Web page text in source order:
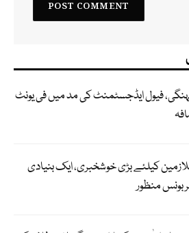
فیول ایڈجسٹمنٹ کی مد میں فی یونٹ
کیلئے بڑی خوشخبری، ایک بنیادی
بونس منظور